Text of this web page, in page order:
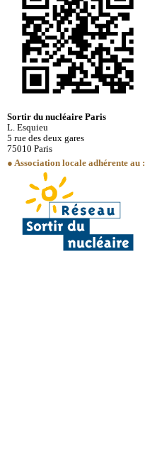
Sortir du nucléaire Paris
L. Esquieu
5 rue des deux gares
75010 Paris
● Association locale adhérente au :